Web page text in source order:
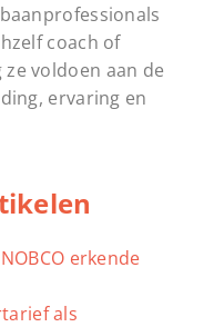
coach of
voldoen aan de
ervaring en
erkende
als